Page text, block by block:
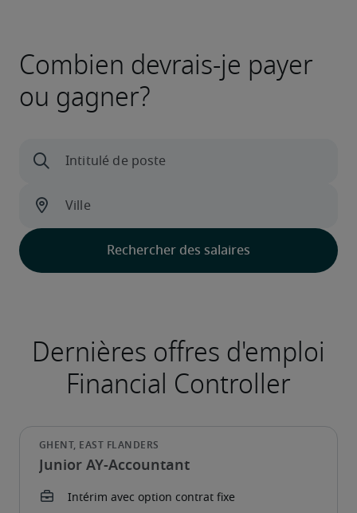
Combien devrais-je payer
ou gagner?
Junior AY-Accountant